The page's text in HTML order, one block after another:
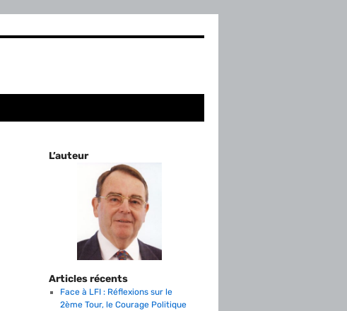
L’auteur
Articles récents
Face à LFI : Réflexions sur le
2ème Tour, le Courage Politique